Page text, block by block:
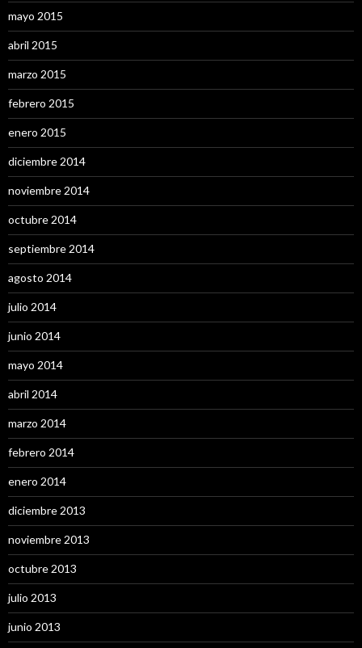
mayo 2015
abril 2015
marzo 2015
febrero 2015
enero 2015
diciembre 2014
noviembre 2014
octubre 2014
septiembre 2014
agosto 2014
julio 2014
junio 2014
mayo 2014
abril 2014
marzo 2014
febrero 2014
enero 2014
diciembre 2013
noviembre 2013
octubre 2013
julio 2013
junio 2013